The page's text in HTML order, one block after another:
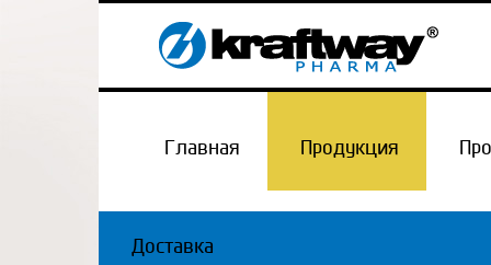
Главная Продукция
Доставка